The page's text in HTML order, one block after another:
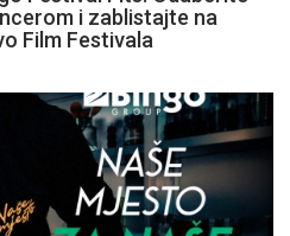
i zablistajte na
Film Festivala